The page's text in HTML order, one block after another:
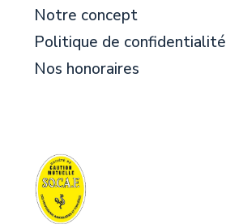
Notre concept
Politique de confidentialité
Nos honoraires